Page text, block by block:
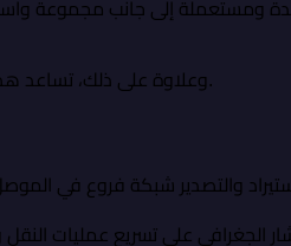
ومستعملة إلى جانب مجموعة
وعلاوة على ذلك، تساعد هذه الحلول على دعم استمرارية العمل وتحسين كفاءة التشغيل في مختلف القطاعات.
الجغرافي على تسريع عمليات